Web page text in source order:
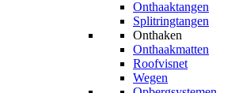
Onthaaktangen
Splitringtangen
Onthaken
Onthaakmatten
Roofvisnet
Wegen